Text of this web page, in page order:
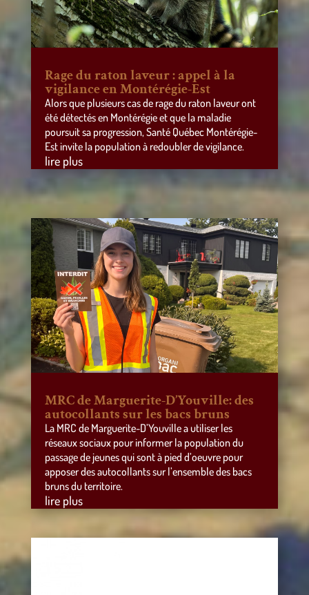
Rage du raton laveur : appel à la
vigilance en Montérégie-Est
Alors que plusieurs cas de rage du raton laveur ont
été détectés en Montérégie et que la maladie
poursuit sa progression, Santé Québec Montérégie-
Est invite la population à redoubler de vigilance.
lire plus
MRC de Marguerite-D’Youville: des
autocollants sur les bacs bruns
La MRC de Marguerite-D’Youville a utiliser les
réseaux sociaux pour informer la population du
passage de jeunes qui sont à pied d’oeuvre pour
apposer des autocollants sur l’ensemble des bacs
bruns du territoire.
lire plus